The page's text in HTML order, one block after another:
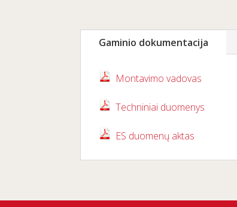
Gaminio dokumentacija
Montavimo vadovas
Techniniai duomenys
ES duomenų aktas